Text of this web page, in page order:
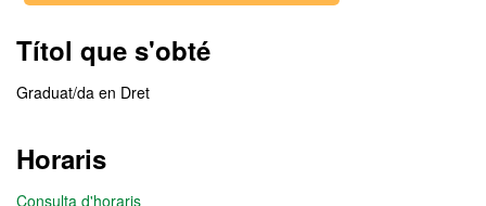
Títol que s'obté
Graduat/da en Dret
Horaris
Consulta d'horaris